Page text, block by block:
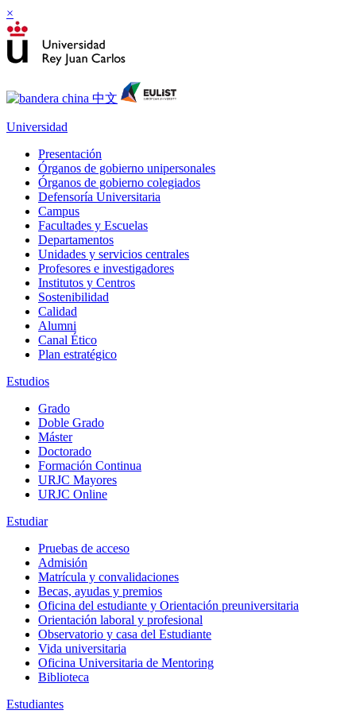
×
Universidad
Presentación
Órganos de gobierno unipersonales
Órganos de gobierno colegiados
Defensoría Universitaria
Campus
Facultades y Escuelas
Departamentos
Unidades y servicios centrales
Profesores e investigadores
Institutos y Centros
Sostenibilidad
Calidad
Alumni
Canal Ético
Plan estratégico
Estudios
Grado
Doble Grado
Máster
Doctorado
Formación Continua
URJC Mayores
URJC Online
Estudiar
Pruebas de acceso
Admisión
Matrícula y convalidaciones
Becas, ayudas y premios
Oficina del estudiante y Orientación preuniversitaria
Orientación laboral y profesional
Observatorio y casa del Estudiante
Vida universitaria
Oficina Universitaria de Mentoring
Biblioteca
Estudiantes